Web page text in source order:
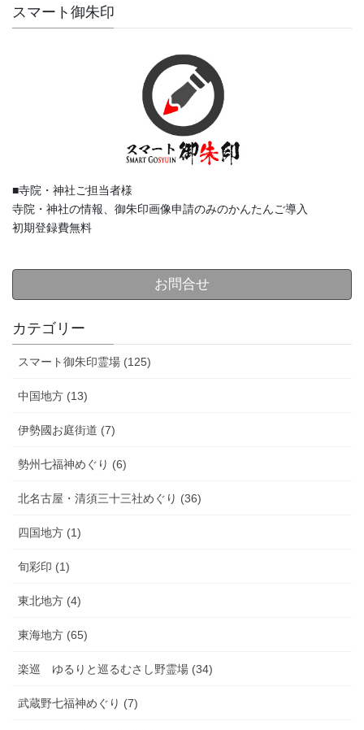
スマート御朱印
■寺院・神社ご担当者様
寺院・神社の情報、御朱印画像申請のみのかんたんご導入
初期登録費無料
お問合せ
カテゴリー
スマート御朱印霊場 (125)
中国地方 (13)
伊勢國お庭街道 (7)
勢州七福神めぐり (6)
北名古屋・清須三十三社めぐり (36)
四国地方 (1)
旬彩印 (1)
東北地方 (4)
東海地方 (65)
楽巡 ゆるりと巡るむさし野霊場 (34)
武蔵野七福神めぐり (7)